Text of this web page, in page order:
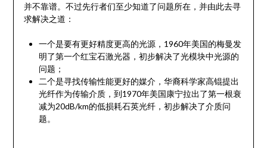
并不靠谱。不过先行者们至少知道了问题所在，并由此去寻
求解决之道：
一个是要有更好精度更高的光源，1960年美国的梅曼发
明了第一个红宝石激光器，初步解决了光模块中光源的
问题；
二个是寻找传输性能更好的媒介，华裔科学家高锟提出
光纤作为传输介质，到1970年美国康宁拉出了第一根衰
减为20dB/km的低损耗石英光纤，初步解决了介质问
题。